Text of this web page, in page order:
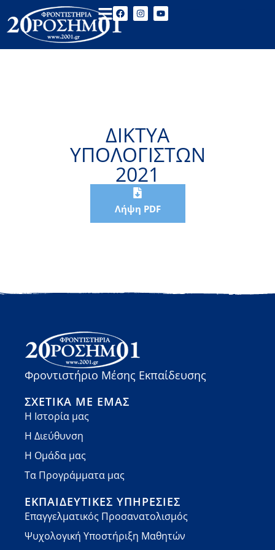
ΔΙΚΤΥΑ
ΥΠΟΛΟΓΙΣΤΩΝ
2021
Λήψη PDF
Φροντιστήριο Μέσης Εκπαίδευσης
ΣΧΕΤΙΚΆ ΜΕ ΕΜΆΣ
Η Ιστορία μας
Η Διεύθυνση
Η Ομάδα μας
Τα Προγράμματα μας
ΕΚΠΑΙΔΕΥΤΙΚΈΣ ΥΠΗΡΕΣΊΕΣ
Επαγγελματικός Προσανατολισμός
Ψυχολογική Υποστήριξη Μαθητών